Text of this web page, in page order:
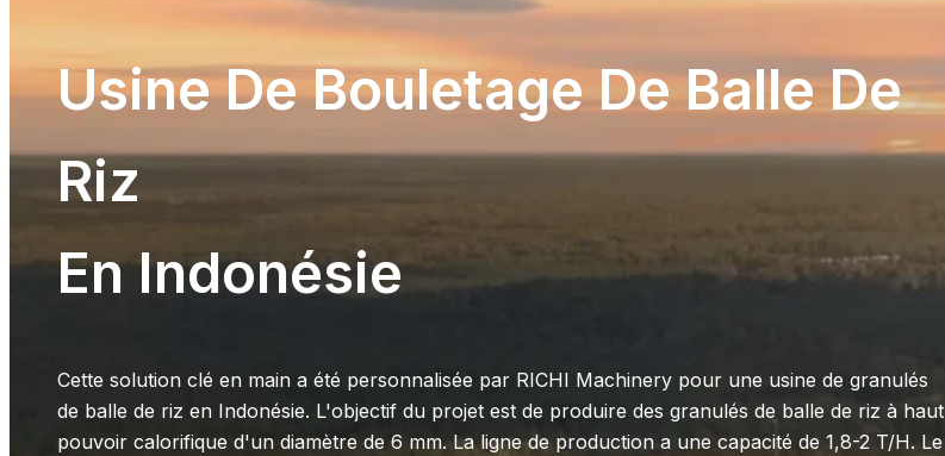
Usine De Bouletage De Balle De
Riz
En Indonésie
Cette solution clé en main a été personnalisée par RICHI Machinery pour une usine de granulés
de balle de riz en Indonésie. L'objectif du projet est de produire des granulés de balle de riz à haut
pouvoir calorifique d'un diamètre de 6 mm. La ligne de production a une capacité de 1,8-2 T/H. Le